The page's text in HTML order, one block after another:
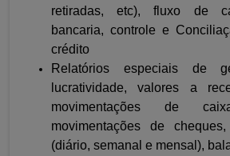
retiradas, etc), fluxo de
bancaria, controle e
crédito
Relatórios especiais de
lucratividade, valores a
movimentações de
movimentações de
(diário, semanal e mensal),